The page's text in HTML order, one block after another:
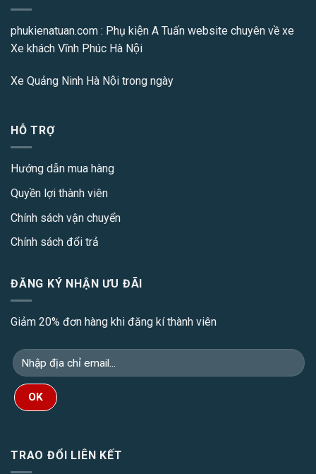
phukienatuan.com : Phụ kiện A Tuấn website chuyên về xe
Xe khách Vĩnh Phúc Hà Nội
Xe Quảng Ninh Hà Nội trong ngày
HỖ TRỢ
Hướng dẫn mua hàng
Quyền lợi thành viên
Chính sách vận chuyển
Chính sách đổi trả
ĐĂNG KÝ NHẬN ƯU ĐÃI
Giảm 20% đơn hàng khi đăng kí thành viên
TRAO ĐỔI LIÊN KẾT